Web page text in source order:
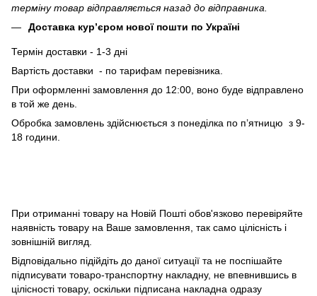
терміну товар відправляється назад до відправника.
Доставка кур’єром нової пошти по Україні
Термін доставки - 1-3 дні
Вартість доставки - по тарифам перевізника.
При оформленні замовлення до 12:00, воно буде відправлено
в той же день.
Обробка замовлень здійснюється з понеділка по п’ятницю з 9-
18 години.
При отриманні товару на Новій Пошті обов'язково перевіряйте
наявність товару на Ваше замовлення, так само цілісність і
зовнішній вигляд.
Відповідально підійдіть до даної ситуації та не поспішайте
підписувати товаро-транспортну накладну, не впевнившись в
цілісності товару, оскільки підписана накладна одразу